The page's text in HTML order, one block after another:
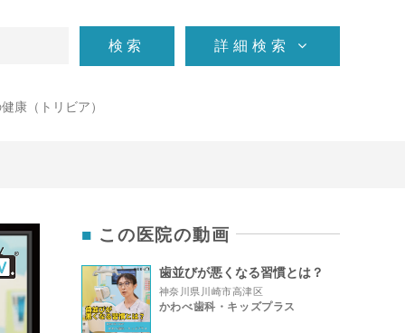
検索 詳細検索
康（トリビア）
この医院の動画
歯並びが悪くなる習慣とは？
神奈川県川崎市高津区
かわべ歯科・キッズプラス